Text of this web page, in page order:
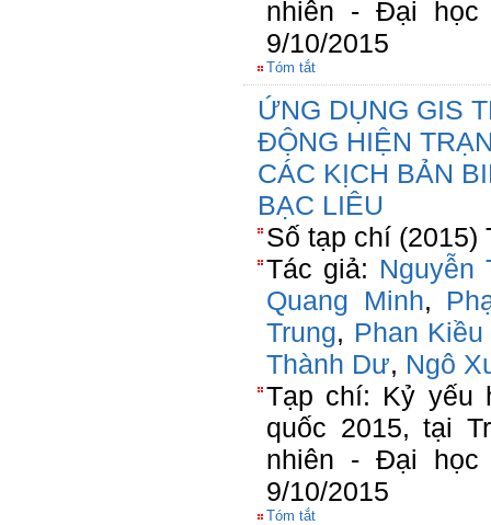
nhiên - Đại học
9/10/2015
Tóm tắt
ỨNG DỤNG GIS
ĐỘNG HIỆN
CÁC KỊCH BẢN
BẠC LIÊU
Số tạp chí (2015)
Tác giả: Nguyễn
Quang Minh,
Trung, Phan
Thành Dư, Ngô
Tạp chí: Kỷ yếu
quốc 2015, tại
nhiên - Đại học
9/10/2015
Tóm tắt